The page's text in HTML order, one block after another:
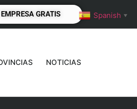
GRATIS
NOTICIAS
Spanish ▼